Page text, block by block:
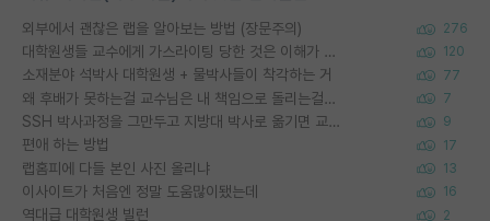
외부에서 괜찮은 랩을 알아보는 방법 (장문주의) 276
대학원생들 교수에게 가스라이팅 당한 것은 이해가 갑니다. 안타깝네요. 120
소재분야 석박사 대학원생 + 물박사들이 착각하는 거 77
왜 후배가 못하는걸 교수님은 내 책임으로 돌리는걸까요? 7
SSH 박사과정을 그만두고 지방대 박사로 옮기면 교수의 꿈은 끝일까요? 9
편애 하는 방법 17
랩홈피에 다들 본인 사진 올리냐 13
이사이트가 처음엔 정말 도움많이됐는데 16
역대급 대학원생 빌런 2